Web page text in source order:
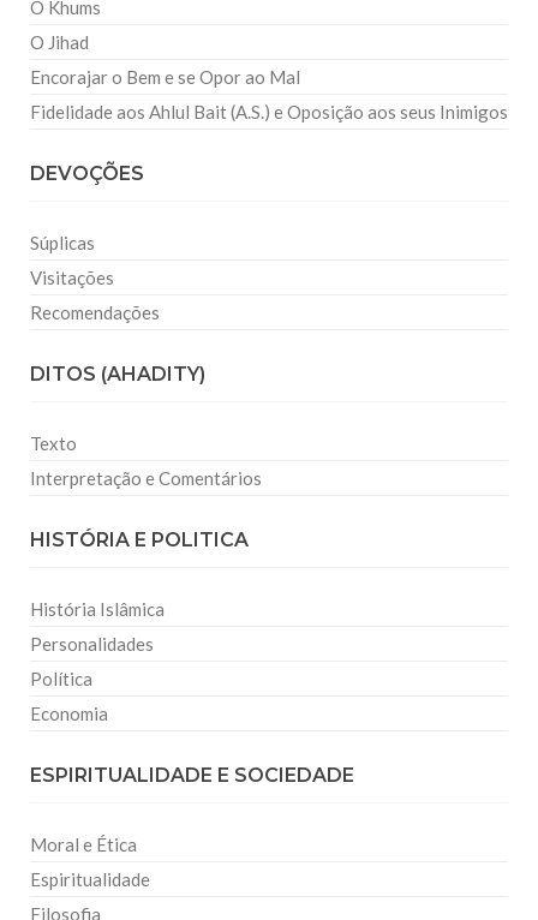
O Khums
O Jihad
Encorajar o Bem e se Opor ao Mal
Fidelidade aos Ahlul Bait (A.S.) e Oposição aos seus Inimigos
DEVOÇÕES
Súplicas
Visitações
Recomendações
DITOS (AHADITY)
Texto
Interpretação e Comentários
HISTÓRIA E POLITICA
História Islâmica
Personalidades
Política
Economia
ESPIRITUALIDADE E SOCIEDADE
Moral e Ética
Espiritualidade
Filosofia